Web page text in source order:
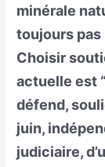
minérale
toujours pas
Choisir
actuelle est
défend,
juin,
judiciaire,